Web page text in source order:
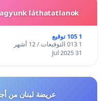
láthatatlanok!
1 105 توقيع
1 013 التوقيعات / 12 أشهر
31 Jul 2025
عريضة لبنان من